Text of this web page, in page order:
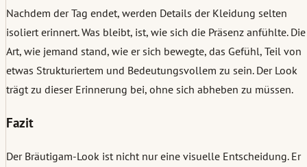
Nachdem der Tag endet, werden Details der Kleidung selten
isoliert erinnert. Was bleibt, ist, wie sich die Präsenz anfühlte. Die
Art, wie jemand stand, wie er sich bewegte, das Gefühl, Teil von
etwas Strukturiertem und Bedeutungsvollem zu sein. Der Look
trägt zu dieser Erinnerung bei, ohne sich abheben zu müssen.
Fazit
Der Bräutigam-Look ist nicht nur eine visuelle Entscheidung. Er